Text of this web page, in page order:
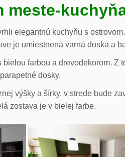
meste-
elegantnú kuchyňu s
je umiestnená varná doska a
farbou a drevodekorom. Z
dosky.
výšky a šírky, v strede bude
zostava je v bielej farbe.